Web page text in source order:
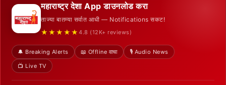
महाराष्ट्र देशा App डाउनलोड करा
ताज्या बातम्या सर्वात आधी — Notifications सकट!
★★★★★ 4.8 (12K+ reviews)
🔔 Breaking Alerts 📖 Offline वाचा
🎙️ Audio News
📺 Live TV